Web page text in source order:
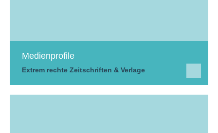
Medienprofile
Extrem rechte Zeitschriften & Verlage